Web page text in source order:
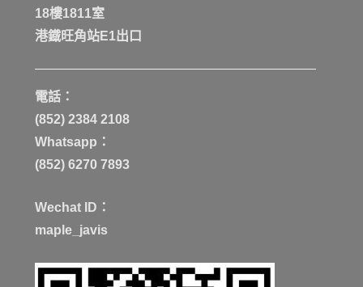
18樓1811室
港鐡旺角站E1出口
電話：
(852) 2384 2108
Whatsapp：
(852) 6270 7893
Wechat ID：
maple_javis